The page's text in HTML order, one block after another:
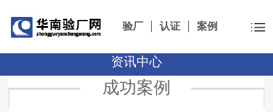
验厂 认证 案例
资讯中心
成功案例